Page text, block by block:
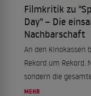
Filmkritik zu
Day" – Die
Nachbarschaft
An den Kinokassen
Rekord um Rekord.
sondern die
mehr als verdient.
MEHR